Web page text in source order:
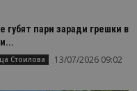
губят пари заради грешки в
Стоилова 13/07/2026 09:02